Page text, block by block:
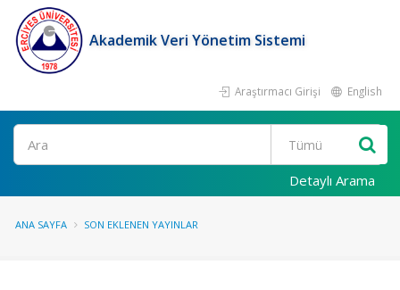
Akademik Veri Yönetim Sistemi
Araştırmacı Girişi English
Ara
Detaylı Arama
ANA SAYFA SON EKLENEN YAYINLAR